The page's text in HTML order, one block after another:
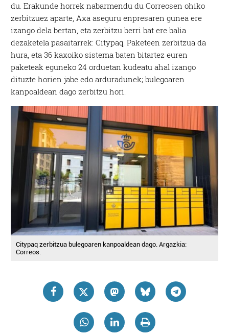
du. Erakunde horrek nabarmendu du Correosen ohiko
zerbitzuez aparte, Axa aseguru enpresaren gunea ere
izango dela bertan, eta zerbitzu berri bat ere balia
dezaketela pasaitarrek: Citypaq. Paketeen zerbitzua da
hura, eta 36 kaxoiko sistema baten bitartez euren
paketeak eguneko 24 orduetan kudeatu ahal izango
dituzte horien jabe edo arduradunek; bulegoaren
kanpoaldean dago zerbitzu hori.
Citypaq zerbitzua bulegoaren kanpoaldean dago. Argazkia:
Correos.